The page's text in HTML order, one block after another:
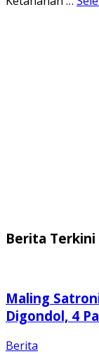
Berita Terkini
Maling
Digondol, 4
Berita